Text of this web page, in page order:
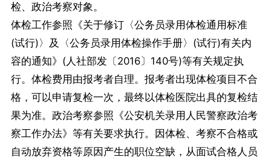
检、政治考察对象。
体检工作参照《关于修订〈公务员录用体检通用标准
(试行)〉及〈公务员录用体检操作手册〉(试行)有关内
容的通知》(人社部发〔2016〕140号)等有关规定执
行。体检费用由报考者自理。报考者出现体检项目不合
格，可以申请复检一次，最终以体检医院出具的复检结
果为准。政治考察参照《公安机关录用人民警察政治考
察工作办法》等有关要求执行。因体检、考察不合格或
自动放弃资格等原因产生的职位空缺，从面试合格人员